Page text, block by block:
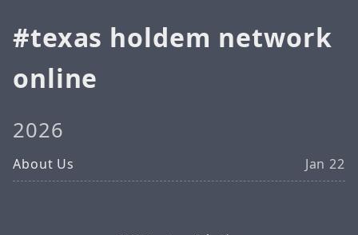
texas holdem network
online
2026
About Us Jan 22